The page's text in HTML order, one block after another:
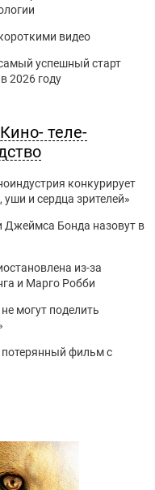
видео
успешный старт
2026 году
теле-
конкурирует
и сердца зрителей»
Джеймса Бонда назовут в
из-за
и Марго Робби
могут поделить
потерянный фильм с